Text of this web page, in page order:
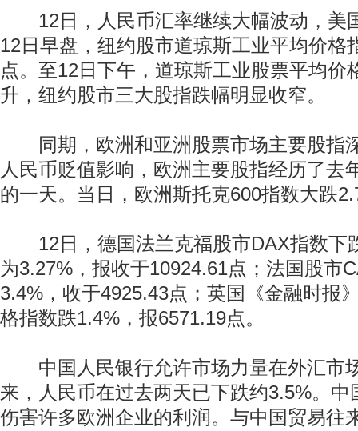
12日，人民币汇率继续大幅波动，美
12日早盘，纽约股市道琼斯工业平均价格
点。至12日下午，道琼斯工业股票平均价
升，纽约股市三大股指跌幅明显收窄。
同期，欧洲和亚洲股票市场主要股指
人民币贬值影响，欧洲主要股指经历了去
的一天。当日，欧洲斯托克600指数大跌
12日，德国法兰克福股市DAX指数下
为3.27%，报收于10924.61点；法国股市
3.4%，收于4925.43点；英国《金融时报
格指数跌1.4%，报6571.19点。
中国人民银行允许市场力量在外汇市
来，人民币在过去两天已下跌约3.5%。中
伤害许多欧洲企业的利润。与中国贸易往